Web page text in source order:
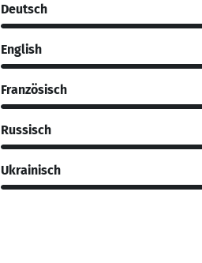
Deutsch
English
Französisch
Russisch
Ukrainisch